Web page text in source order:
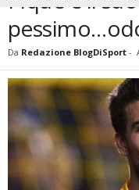
Da Redazione BlogDiSport -